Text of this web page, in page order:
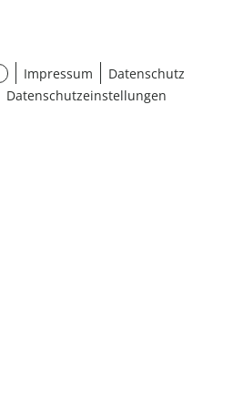
Impressum
Datenschutz
Datenschutzeinstellungen